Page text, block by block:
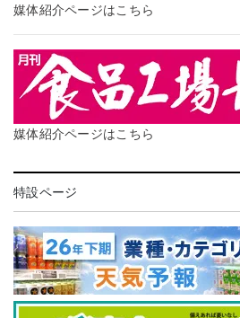
媒体紹介ページはこちら
媒体紹介ページはこちら
特設ページ